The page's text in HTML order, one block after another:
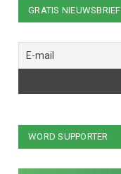
GRATIS NIEUWSBRIEF
WORD SUPPORTER